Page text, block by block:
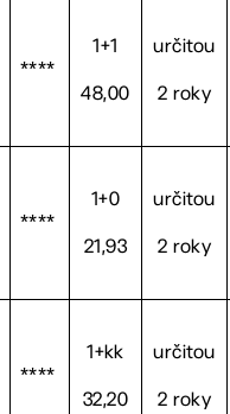
****
1+1
48,00
určitou
2 roky
****
1+0
21,93
určitou
2 roky
****
1+kk
32,20
určitou
2 roky